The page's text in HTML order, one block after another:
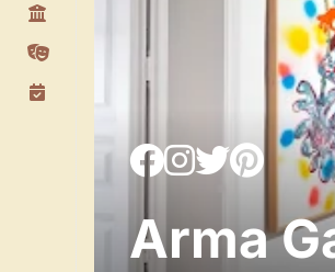
Arma